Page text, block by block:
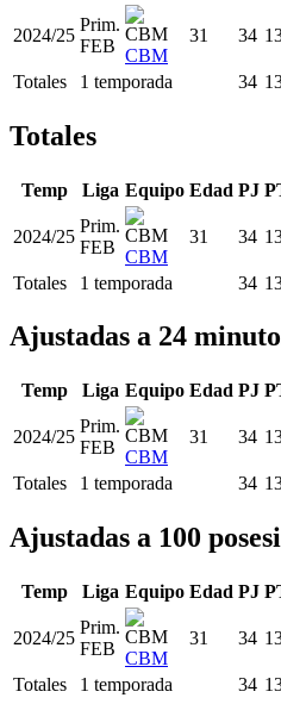
2024/25
Prim.
FEB CBM
31 34
Totales 1 temporada 34
Totales
Temp Liga Equipo Edad PJ
2024/25
Prim.
FEB CBM
31 34
Totales 1 temporada 34
Ajustadas a 24
Temp Liga Equipo Edad PJ
2024/25
Prim.
FEB CBM
31 34
Totales 1 temporada 34
Ajustadas a 100
Temp Liga Equipo Edad PJ
2024/25
Prim.
FEB CBM
31 34
Totales 1 temporada 34